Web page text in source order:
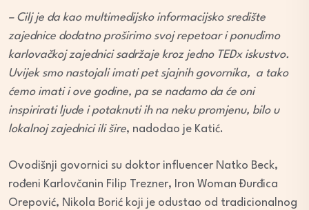
– Cilj je da kao multimedijsko informacijsko središte
zajednice dodatno proširimo svoj repetoar i ponudimo
karlovačkoj zajednici sadržaje kroz jedno TEDx iskustvo.
Uvijek smo nastojali imati pet sjajnih govornika, a tako
ćemo imati i ove godine, pa se nadamo da će oni
inspirirati ljude i potaknuti ih na neku promjenu, bilo u
lokalnoj zajednici ili šire, nadodao je Katić.
Ovodišnji govornici su doktor influencer Natko Beck,
rođeni Karlovčanin Filip Trezner, Iron Woman Đurđica
Orepović, Nikola Borić koji je odustao od tradicionalnog